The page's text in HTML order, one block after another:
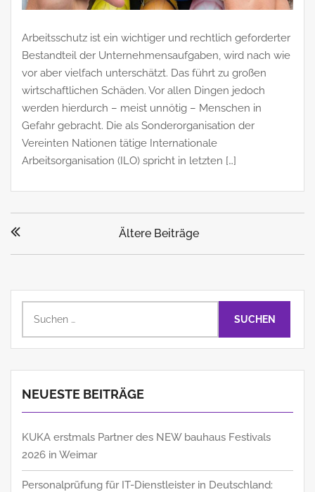
Arbeitsschutz ist ein wichtiger und rechtlich geforderter
Bestandteil der Unternehmensaufgaben, wird nach wie
vor aber vielfach unterschätzt. Das führt zu großen
wirtschaftlichen Schäden. Vor allen Dingen jedoch
werden hierdurch – meist unnötig – Menschen in
Gefahr gebracht. Die als Sonderorganisation der
Vereinten Nationen tätige Internationale
Arbeitsorganisation (ILO) spricht in letzten […]
Beitragsnavigation
Ältere Beiträge
nach:
NEUESTE BEITRÄGE
KUKA erstmals Partner des NEW bauhaus Festivals
2026 in Weimar
Personalprüfung für IT-Dienstleister in Deutschland: